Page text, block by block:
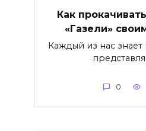
Как
«Газели»
Каждый из нас
0